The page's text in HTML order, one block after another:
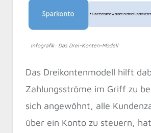
Infografik: Das Drei-Konten-Modell
Das Dreikontenmodell hilft
Zahlungsströme im Griff zu
sich angewöhnt, alle
über ein Konto zu steuern,